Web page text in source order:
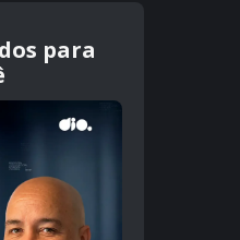
para